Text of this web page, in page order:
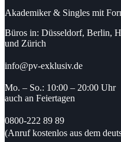
Akademiker & Singles mit
Büros in: Düsseldorf, Berlin,
und Zürich
info@pv-exklusiv.de
Mo. – So.: 10:00 – 20:00 Uhr
auch an Feiertagen
0800-222 89 89
(Anruf kostenlos aus dem